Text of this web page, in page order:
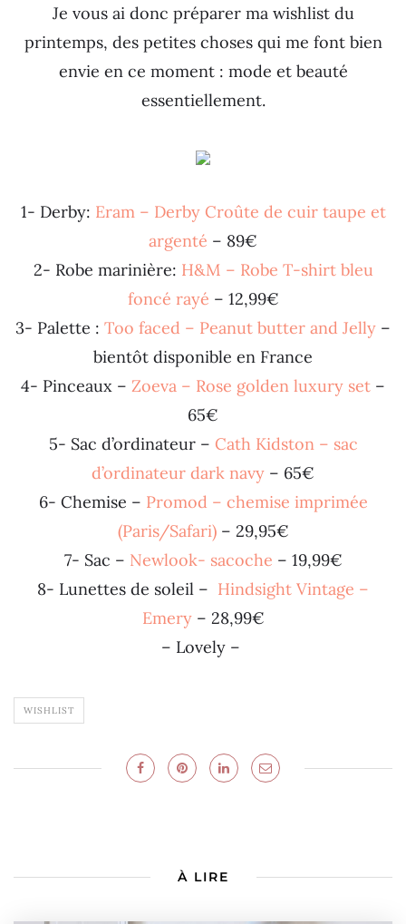
Je vous ai donc préparer ma wishlist du
printemps, des petites choses qui me font bien
envie en ce moment : mode et beauté
essentiellement.
1- Derby: Eram – Derby Croûte de cuir taupe et
argenté – 89€
2- Robe marinière: H&M – Robe T-shirt bleu
foncé rayé – 12,99€
3- Palette : Too faced – Peanut butter and Jelly –
bientôt disponible en France
4- Pinceaux – Zoeva – Rose golden luxury set –
65€
5- Sac d’ordinateur – Cath Kidston – sac
d’ordinateur dark navy – 65€
6- Chemise – Promod – chemise imprimée
(Paris/Safari)– 29,95€
7- Sac – Newlook- sacoche – 19,99€
8- Lunettes de soleil – Hindsight Vintage –
Emery – 28,99€
– Lovely –
WISHLIST
À LIRE